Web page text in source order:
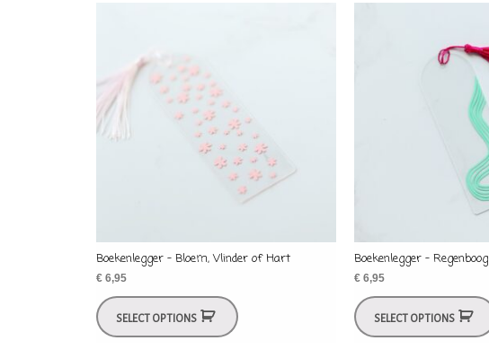
Boekenlegger – Bloem, Vlinder of Hart
€6,95
SELECT OPTIONS
Boekenlegger – Regenboog
€ 6,95
SELECT OPTIONS